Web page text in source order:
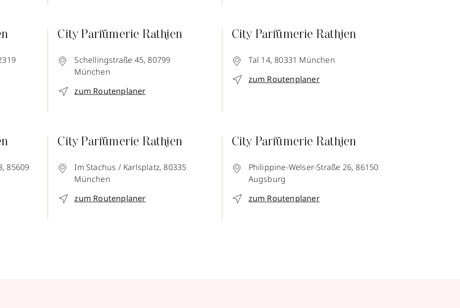
City Parfümerie Rathjen
Schellingstraße 45, 80799
München
zum Routenplaner
City Parfümerie Rathjen
Tal 14, 80331 München
zum Routenplaner
85609
City Parfümerie Rathjen
Im Stachus / Karlsplatz, 80335
München
zum Routenplaner
City Parfümerie Rathjen
Philippine-Welser-Straße 26, 86150
Augsburg
zum Routenplaner